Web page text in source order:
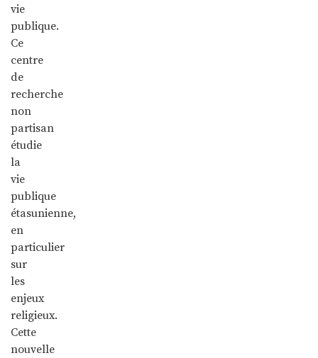
vie
publique.
Ce
centre
de
recherche
non
partisan
étudie
la
vie
publique
étasunienne,
en
particulier
sur
les
enjeux
religieux.
Cette
nouvelle